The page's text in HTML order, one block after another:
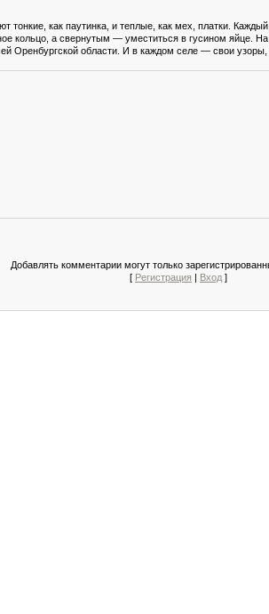
тонкие, как паутинка, и теплые, как мех, платки.
кольцо, а свернутым — уместиться в гусином яйце.
Оренбургской области. И в каждом селе — свои узоры,
Добавлять комментарии могут только
[ Регистрация Вход ]